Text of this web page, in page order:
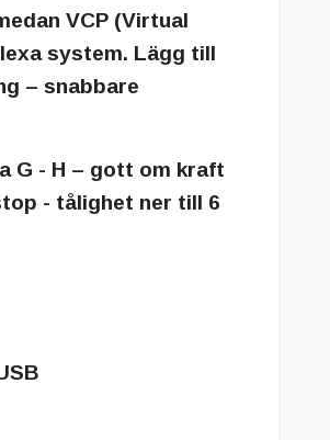
VCP (Virtual
system. Lägg till
– snabbare
G - H – gott om kraft
- tålighet ner till 6